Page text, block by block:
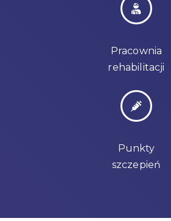
Pracownia
rehabilitacji
Punkty
szczepień